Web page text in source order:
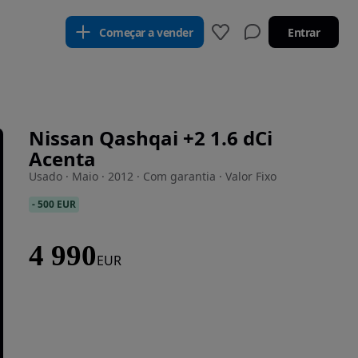
Começar a vender Entrar
Nissan Qashqai +2 1.6 dCi
Acenta
Usado · Maio · 2012 · Com garantia · Valor Fixo
-500 EUR
4 990EUR